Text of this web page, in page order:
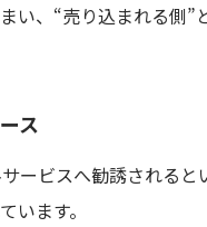
い、“売り込まれる側”
ス
ービスへ勧誘されると
います。